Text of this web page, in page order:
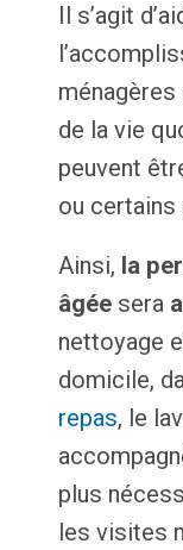
Il s’agit
de la vie
peuvent
ou certains
Ainsi, la
âgéesera
nettoyage
domicile,
repas, le
plus
les visites